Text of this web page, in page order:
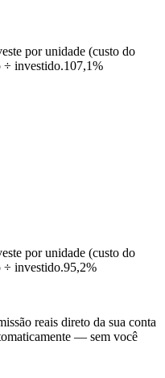
por unidade (custo do
÷ investido.107,1%
por unidade (custo do
÷ investido.95,2%
reais direto da sua conta
— sem você